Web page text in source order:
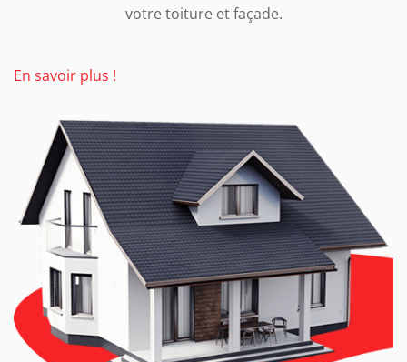
votre toiture et façade.
En savoir plus !